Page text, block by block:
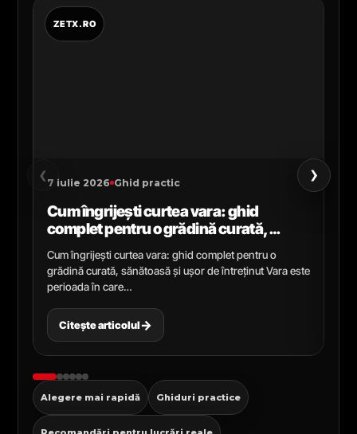
‹ 7 iulie 2026 Ghid practic
Cum îngrijești curtea vara: ghid
complet pentru o grădină curată,
sănătoasă și ușor de întreținut
Cum îngrijești curtea vara: ghid complet pentru o
grădină curată, sănătoasă și ușor de întreținut Vara este
perioada în care…
Citește articolul→
›
Alegere mai rapidă Ghiduri practice